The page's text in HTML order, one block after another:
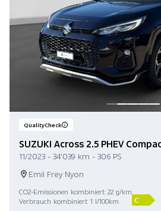
QualityCheck
SUZUKI Across 2.5 PHEV
11/2023 - 34'039 km - 306 PS
Emil Frey Nyon
CO2-Emissionen kombiniert 22 g/km
Verbrauch kombiniert 1 l/100km
C